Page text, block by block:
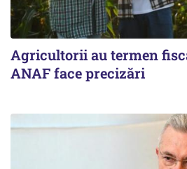
Agricultorii au termen
ANAF face precizări